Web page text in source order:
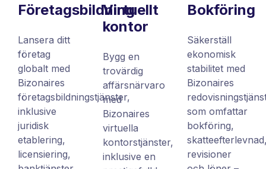
Företagsbildning
Lansera ditt
företag
globalt med
Bizonaires
företagsbildningstjänster,
inklusive
juridisk
etablering,
licensiering,
Virtuellt
kontor
Bygg en
trovärdig
affärsnärvaro
med
Bizonaires
virtuella
kontorstjänster,
inklusive en
Bokföring
Säkerställ
ekonomisk
stabilitet med
Bizonaires
som omfattar
bokföring,
revisioner